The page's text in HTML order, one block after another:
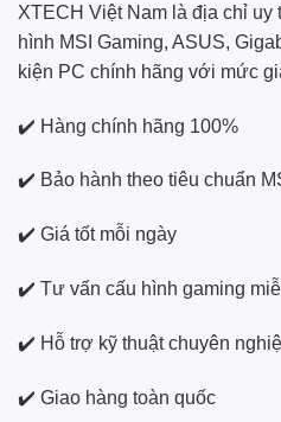
XTECH Việt Nam là địa chỉ uy
hình MSI Gaming, ASUS,
kiện PC chính hãng với mức
✔️ Hàng chính hãng 100%
✔️ Bảo hành theo tiêu chuẩn
✔️ Giá tốt mỗi ngày
✔️ Tư vấn cấu hình gaming
✔️ Hỗ trợ kỹ thuật chuyên
✔️ Giao hàng toàn quốc